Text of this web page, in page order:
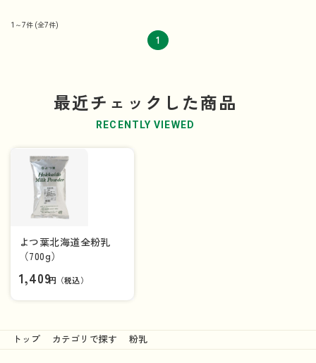
1～7件 (全7件)
1
最近チェックした商品
RECENTLY VIEWED
よつ葉北海道全粉乳
（700g）
1,409円（税込）
トップ カテゴリで探す 粉乳